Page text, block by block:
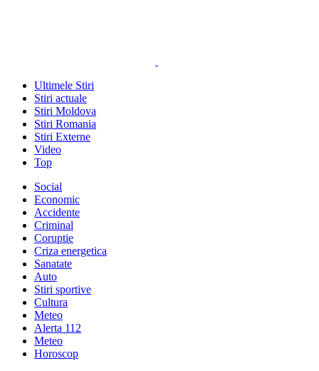
Ultimele Stiri
Stiri actuale
Stiri Moldova
Stiri Romania
Stiri Externe
Video
Top
Social
Economic
Accidente
Criminal
Coruptie
Criza energetica
Sanatate
Auto
Stiri sportive
Cultura
Meteo
Alerta 112
Meteo
Horoscop